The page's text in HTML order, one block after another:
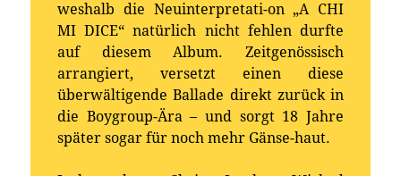
weshalb die Neuinterpretati-on „A CHI
MI DICE“ natürlich nicht fehlen durfte
auf diesem Album. Zeitgenössisch
arrangiert, versetzt einen diese
überwältigende Ballade direkt zurück in
die Boygroup-Ära – und sorgt 18 Jahre
später sogar für noch mehr Gänse-haut.